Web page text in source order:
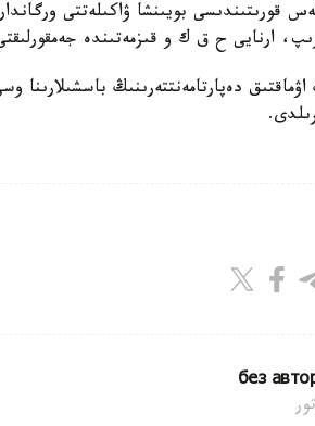
قورىتىندىسى بويىنشا ۋاكىلەتتى
ارنايى ح ق ك و قىزمەتىندە
اۋماقتىق دەپارتامەنتتەرىنىڭ
без